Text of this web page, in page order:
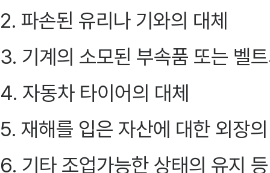
2. 파손된 유리나 기와의 대체
3. 기계의 소모된 부속품 또는 벨
4. 자동차 타이어의 대체
5. 재해를 입은 자산에 대한 외장
6. 기타 조업가능한 상태의 유지